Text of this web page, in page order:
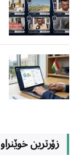
زۆرترین خوێنراو